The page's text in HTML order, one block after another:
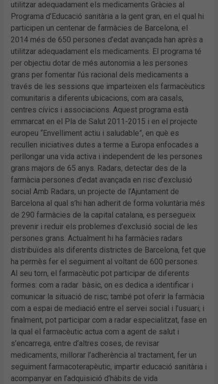
utilitzar adequadament els medicaments Gràcies al
Programa d’Educació sanitària a la gent gran, en el qual hi
participen un centenar de farmàcies de Barcelona, el
2014 més de 650 persones d’edat avançada han après a
utilitzar adequadament els medicaments. El programa té
per objectiu dotar de més autonomia a les persones
grans per fomentar l’ús racional dels medicaments a
través de les sessions que imparteixen els farmacèutics
comunitaris a diferents ubicacions, com ara casals,
centres cívics i associacions. Aquest programa està
emmarcat en el Pla de Salut 2011-2015 i en el projecte
europeu “Envelliment actiu i saludable”, en què es
recullen iniciatives dutes a terme a Europa enfocades a
perllongar una vida activa i independent de les persones
grans majors de 65 anys. Radars, detectar des de la
farmàcia persones d’edat avançada en risc d’exclusió
social Amb Radars, un projecte de l’Ajuntament de
Barcelona al qual s’hi han adherit de forma voluntària més
de 290 farmàcies de la capital catalana, es persegueix
prevenir i reduir els problemes d’exclusió social de les
persones grans. Actualment hi ha farmàcies radars
distribuïdes als diferents districtes de Barcelona, fet que
ha permès fer el seguiment al voltant de 600 persones.
Al seu torn, el farmacèutic pot participar de diferents
formes: com a radar bàsic, on es dedica a identificar i
comunicar la situació de risc; també pot oferir la farmàcia
com a espai de mediació entre el servei social i l’usuari; i
finalment, pot participar com a radar especialitzat, fase en
la qual el farmacèutic actua com a agent de salut i
s’encarrega, entre d’altres coses, de revisar
medicaments, millorar l’adherència al tractament, fer un
seguiment farmacoterapèutic, impartir educació sanitària i
acompanyar en l’adquisició d’hàbits de vida